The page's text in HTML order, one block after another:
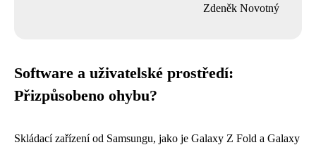
Zdeněk Novotný
Software a uživatelské prostředí:
Přizpůsobeno ohybu?
Skládací zařízení od Samsungu, jako je Galaxy Z Fold a Galaxy